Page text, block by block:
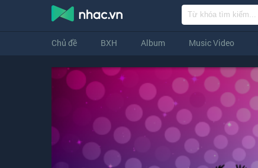
Chủ đề BXH Album Music Video